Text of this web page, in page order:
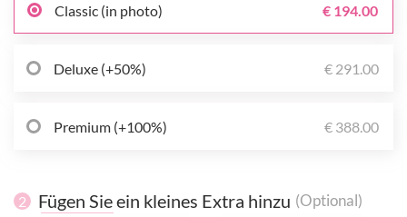
Classic (in photo) € 194.00
Deluxe (+50%) € 291.00
Premium (+100%) € 388.00
2 Fügen Sie ein kleines Extra hinzu (Optional)